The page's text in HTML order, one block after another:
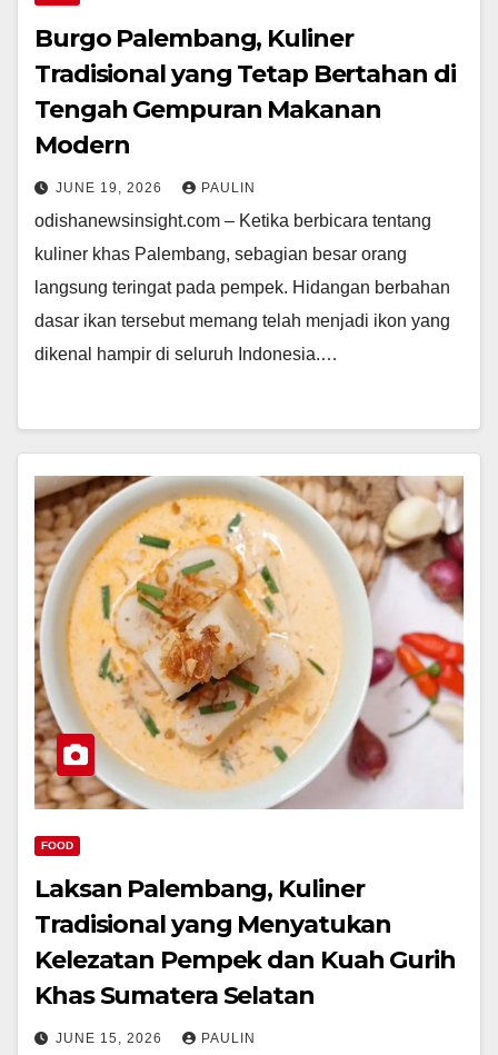
Burgo Palembang, Kuliner
Tradisional yang Tetap Bertahan di
Tengah Gempuran Makanan
Modern
JUNE 19, 2026 PAULIN
odishanewsinsight.com – Ketika berbicara tentang
kuliner khas Palembang, sebagian besar orang
langsung teringat pada pempek. Hidangan berbahan
dasar ikan tersebut memang telah menjadi ikon yang
dikenal hampir di seluruh Indonesia.…
FOOD
Laksan Palembang, Kuliner
Tradisional yang Menyatukan
Kelezatan Pempek dan Kuah Gurih
Khas Sumatera Selatan
JUNE 15, 2026 PAULIN